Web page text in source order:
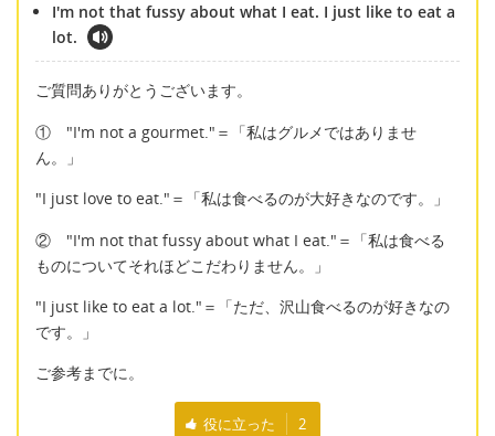
I'm not that fussy about what I eat. I just like to eat a
lot.
ご質問ありがとうございます。
① "I'm not a gourmet."＝「私はグルメではありませ
ん。」
"I just love to eat."＝「私は食べるのが大好きなのです。」
② "I'm not that fussy about what I eat."＝「私は食べる
ものについてそれほどこだわりません。」
"I just like to eat a lot."＝「ただ、沢山食べるのが好きなの
です。」
ご参考までに。
役に立った 2